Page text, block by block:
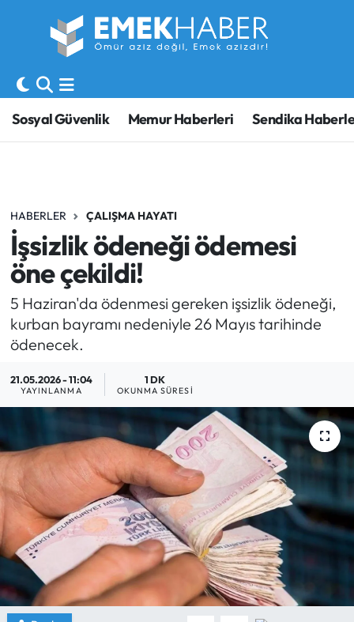
Sosyal Güvenlik Memur Haberleri Sendika
HABERLER ÇALIŞMA HAYATI
İşsizlik ödeneği ödemesi
öne çekildi!
5 Haziran'da ödenmesi gereken işsizlik ödeneği,
kurban bayramı nedeniyle 26 Mayıs tarihinde
ödenecek.
21.05.2026 - 11:04
YAYINLANMA
1 DK
OKUNMA SÜRESI
Sosyal Güvenlik
Sendika
SORU-CEVAP
Memur
İşveren
İş Fırsatları
Yargı Kararları
Araştırma-Rapor
Hava Durumu
Trafik Durumu
Süper Lig Puan Durumu ve Fikstür
Son Dakika Haberleri
Haber Arşivi